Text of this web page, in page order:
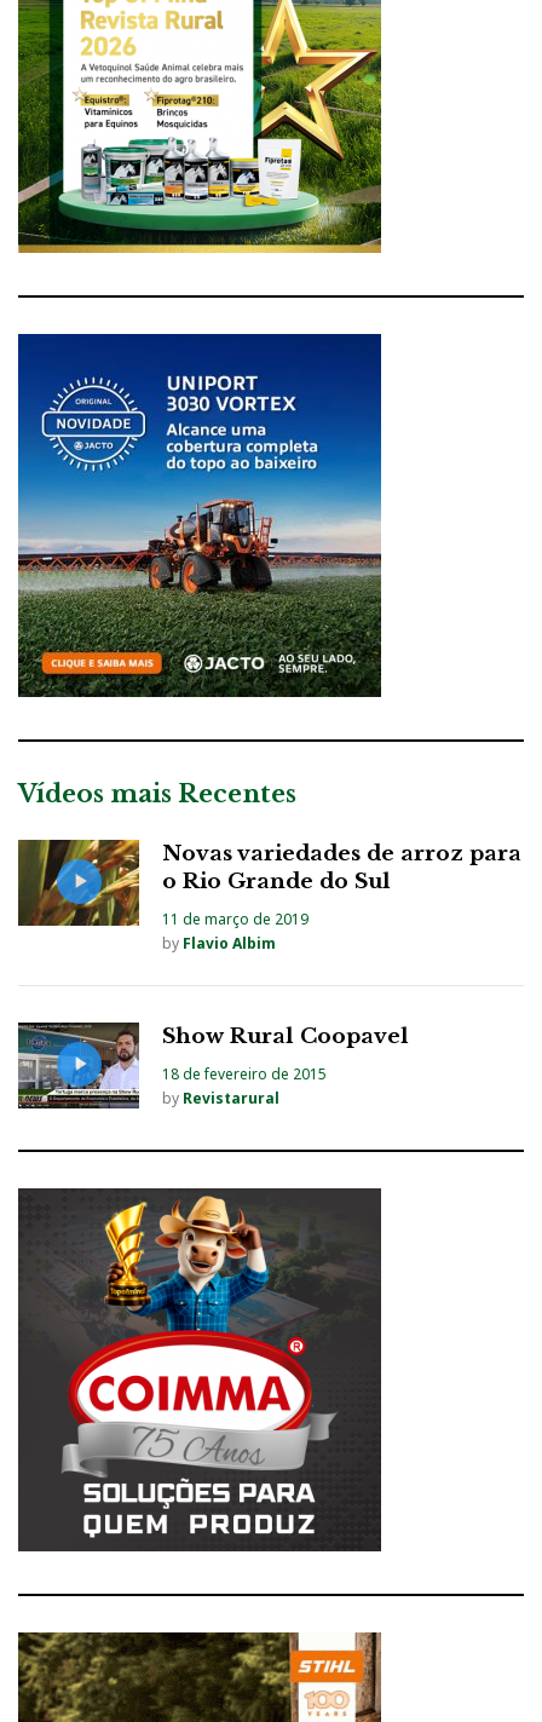
Vídeos mais Recentes
Novas variedades de arroz para
o Rio Grande do Sul
11 de março de 2019
by Flavio Albim
Show Rural Coopavel
18 de fevereiro de 2015
by Revistarural